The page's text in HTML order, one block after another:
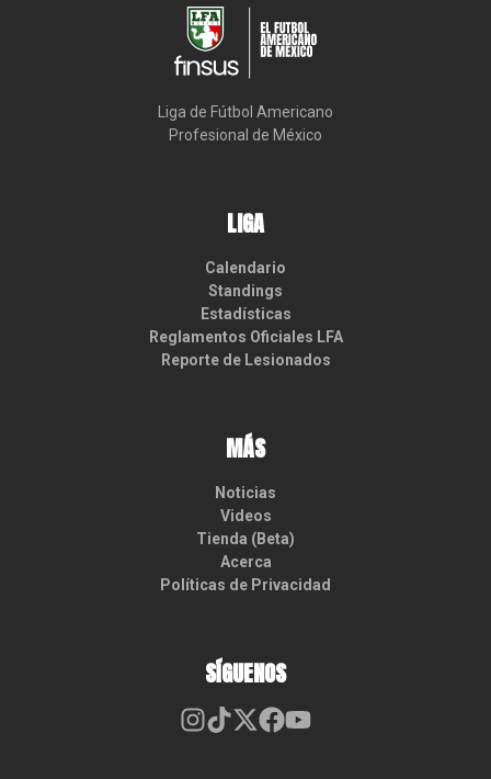
Liga de Fútbol Americano
Profesional de México
LIGA
Calendario
Standings
Estadísticas
Reglamentos Oficiales LFA
Reporte de Lesionados
MÁS
Noticias
Videos
Tienda (Beta)
Acerca
Políticas de Privacidad
SÍGUENOS